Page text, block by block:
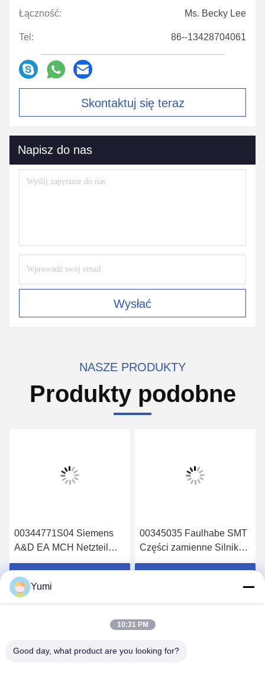
Łączność: Ms. Becky Lee
Tel: 86--13428704061
Skontaktuj się teraz
Napisz do nas
Wysłać
NASZE PRODUKTY
Produkty podobne
00344771S04 Siemens
A&D EA MCH Netzteil
S23 Stromversorgung
6AR1306-0HA04-0AA0
Uzyskaj najlepszą cenę
00345035 Faulhabe SMT
Części zamienne Silnik
cewki Feida 3x8
Yumi
10:31 PM
Good day, what product are you looking for?